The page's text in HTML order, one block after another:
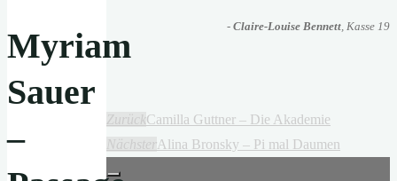
Myriam
Sauer
–
- Claire-Louise Bennett, Kasse 19
ZurückCamilla Guttner – Die Akademie
NächsterAlina Bronsky – Pi mal Daumen